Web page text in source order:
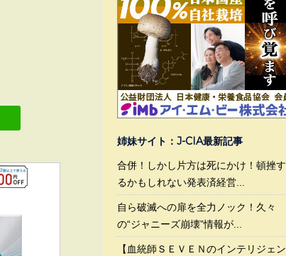
姉妹サイト：J-CIA最新記事
合併！しかし片方は死にかけ！頓挫す
るかもしれない発表済経営...
自ら破滅への扉を全力ノック！久々
の“ジャニーズ崩壊”情報が...
【血統師ＳＥＶＥＮのインテリジェン